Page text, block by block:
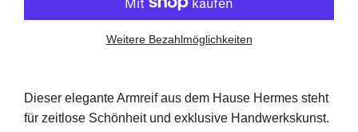
Weitere Bezahlmöglichkeiten
Dieser elegante Armreif aus dem Hause Hermes steht
für zeitlose Schönheit und exklusive Handwerkskunst.